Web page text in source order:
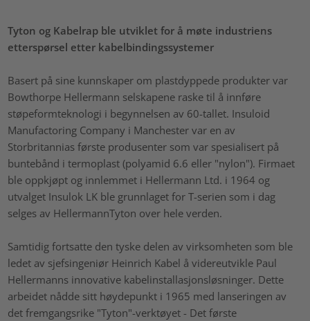
Tyton og Kabelrap ble utviklet for å møte industriens
etterspørsel etter kabelbindingssystemer
Basert på sine kunnskaper om plastdyppede produkter var
Bowthorpe Hellermann selskapene raske til å innføre
støpeformteknologi i begynnelsen av 60-tallet. Insuloid
Manufactoring Company i Manchester var en av
Storbritannias første produsenter som var spesialisert på
buntebånd i termoplast (polyamid 6.6 eller "nylon"). Firmaet
ble oppkjøpt og innlemmet i Hellermann Ltd. i 1964 og
utvalget Insulok LK ble grunnlaget for T-serien som i dag
selges av HellermannTyton over hele verden.
Samtidig fortsatte den tyske delen av virksomheten som ble
ledet av sjefsingeniør Heinrich Kabel å videreutvikle Paul
Hellermanns innovative kabelinstallasjonsløsninger. Dette
arbeidet nådde sitt høydepunkt i 1965 med lanseringen av
det fremgangsrike "Tyton"-verktøyet - Det første